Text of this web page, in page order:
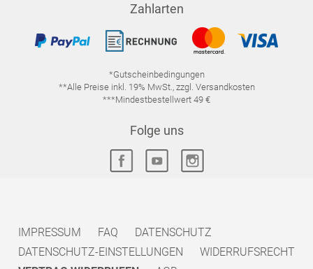
Zahlarten
*Gutscheinbedingungen
**Alle Preise inkl. 19% MwSt., zzgl. Versandkosten
***Mindestbestellwert 49 €
Folge uns
IMPRESSUM FAQ
DATENSCHUTZ
DATENSCHUTZ-EINSTELLUNGEN
WIDERRUFSRECHT